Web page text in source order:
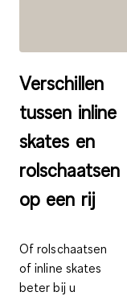
Verschillen
tussen inline
skates en
rolschaatsen
op een rij
Ofrolschaatsen
of inline skates
beter bij u